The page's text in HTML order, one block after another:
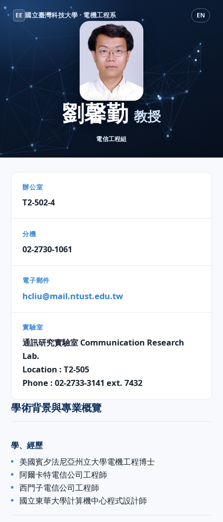
EE 國立臺灣科技大學 · 電機工程系 EN
劉馨勤 教授
電信工程組
辦公室
T2-502-4
分機
02-2730-1061
電子郵件
hcliu@mail.ntust.edu.tw
實驗室
通訊研究實驗室 Communication Research
Lab.
Location : T2-505
Phone : 02-2733-3141 ext. 7432
學術背景與專業概覽
學、經歷
美國賓夕法尼亞州立大學電機工程博士
阿爾卡特電信公司工程師
西門子電信公司工程師
國立東華大學計算機中心程式設計師